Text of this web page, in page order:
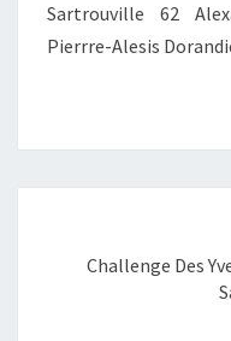
Sartrouville 62
Pierrre-Alesis
Challenge Des